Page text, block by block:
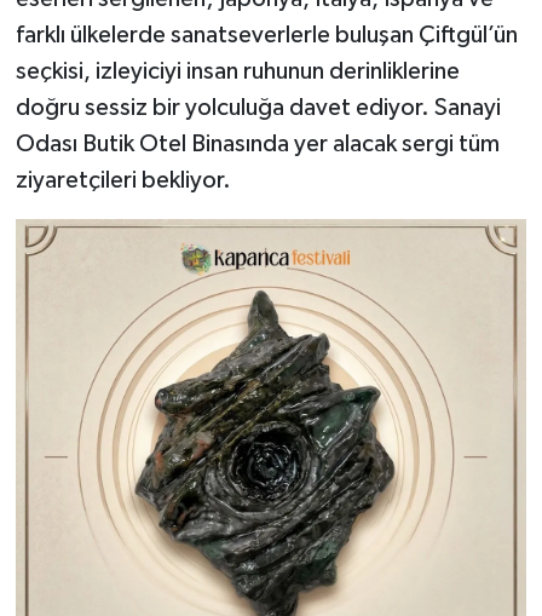
farklı ülkelerde sanatseverlerle buluşan Çiftgül’ün
seçkisi, izleyiciyi insan ruhunun derinliklerine
doğru sessiz bir yolculuğa davet ediyor. Sanayi
Odası Butik Otel Binasında yer alacak sergi tüm
ziyaretçileri bekliyor.